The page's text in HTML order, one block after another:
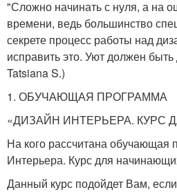
"Сложно начинать с нуля, а на
времени, ведь большинство
секрете процесс работы над
исправить это. Уют должен
Tatsiana S.)
1. ОБУЧАЮЩАЯ ПРОГРАММА
«ДИЗАЙН ИНТЕРЬЕРА. КУРС
На кого рассчитана обучающая
Интерьера. Курс для
Данный курс подойдет Вам,